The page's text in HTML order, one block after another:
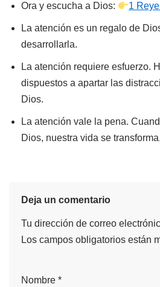
Ora y escucha a Dios: 1
La atención es un regalo de
desarrollarla.
La atención requiere esfuerzo.
dispuestos a apartar las
Dios.
La atención vale la pena.
Dios, nuestra vida se transforma.
Deja un comentario
Tu dirección de correo
Los campos obligatorios están
Nombre *